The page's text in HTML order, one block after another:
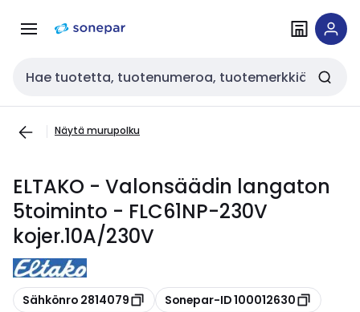
navigointiinsisältöön
Haku
Näytä murupolku
ELTAKO - Valonsäädin langaton
5toiminto - FLC61NP-230V
kojer.10A/230V
Kopioi
Sähkönro 2814079 Kopioi
Sonepar-ID 100012630